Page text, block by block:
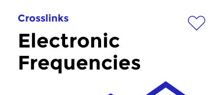
Crosslinks
Electronic
Frequencies